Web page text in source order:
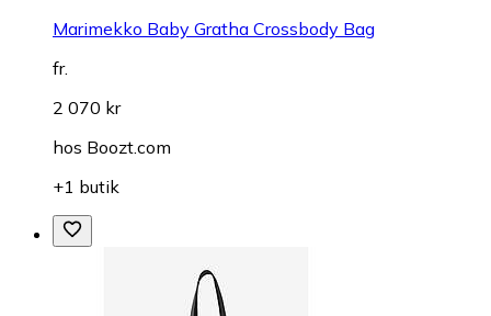
Marimekko Baby Gratha Crossbody Bag
fr.
2 070 kr
hos Boozt.com
+1 butik